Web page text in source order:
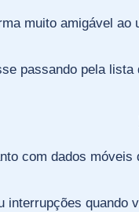
muito amigável
passando pela
com dados
interrupções